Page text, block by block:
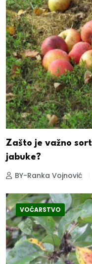
Zašto je važno
jabuke?
BY-Ranka Vojnović
VOĆARSTVO